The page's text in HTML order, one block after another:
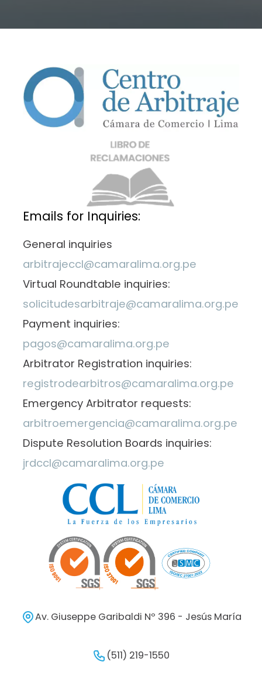
Emails for Inquiries:
General inquiries
arbitrajeccl@camaralima.org.pe
Virtual Roundtable inquiries:
solicitudesarbitraje@camaralima.org.pe
Payment inquiries:
pagos@camaralima.org.pe
Arbitrator Registration inquiries:
registrodearbitros@camaralima.org.pe
Emergency Arbitrator requests:
arbitroemergencia@camaralima.org.pe
Dispute Resolution Boards inquiries:
jrdccl@camaralima.org.pe
Av. Giuseppe Garibaldi Nº 396 - Jesús María
(511) 219-1550